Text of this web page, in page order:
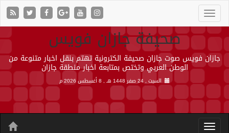
صحيفة جازان فويس
جازان فويس صوت جازان صحيفة الكترونية تهتم بنقل اخبار متنوعة من
الوطن العربي وتختص بمتابعة اخبار منطقة جازان
السبت , 24 صفر 1448 هـ , 8 أغسطس 2026 م